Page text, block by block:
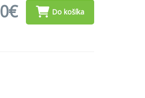
Do košíka